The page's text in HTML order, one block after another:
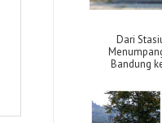
Dari
Bandung